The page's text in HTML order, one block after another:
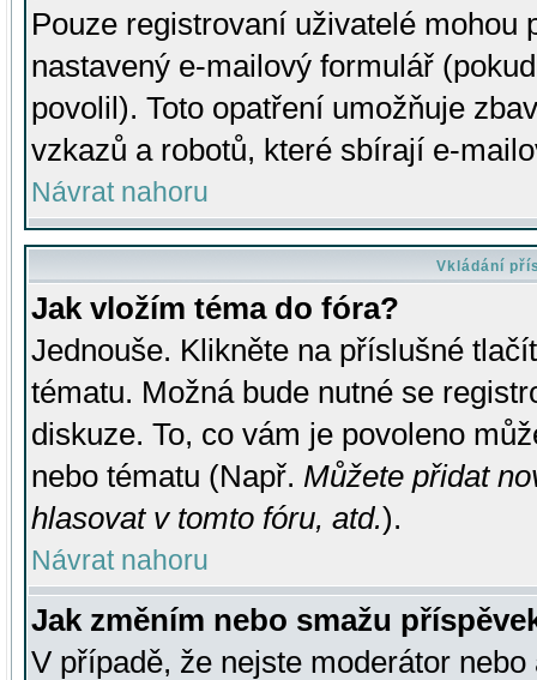
Pouze registrovaní uživatelé mohou
nastavený e-mailový formulář
povolil). Toto opatření umožňuje
vzkazů a robotů, které sbírají e-
Návrat nahoru
Vkládání
Jak vložím téma do fóra?
Jednouše. Klikněte na příslušné
tématu. Možná bude nutné se
diskuze. To, co vám je povoleno
nebo tématu (Např. Můžete přidat
hlasovat v tomto fóru, atd.).
Návrat nahoru
Jak změním nebo smažu
V případě, že nejste moderátor